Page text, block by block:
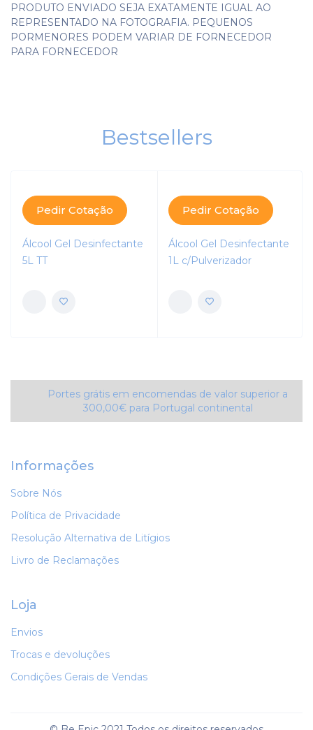
PRODUTO ENVIADO SEJA EXATAMENTE IGUAL AO
REPRESENTADO NA FOTOGRAFIA. PEQUENOS
PORMENORES PODEM VARIAR DE FORNECEDOR
PARA FORNECEDOR
Bestsellers
Pedir Cotação
Álcool Gel Desinfectante
5L TT
Pedir Cotação
Álcool Gel Desinfectante
1L c/Pulverizador
Portes grátis em encomendas de valor superior a
300,00€ para Portugal continental
Informações
Sobre Nós
Política de Privacidade
Resolução Alternativa de Litígios
Livro de Reclamações
Loja
Envios
Trocas e devoluções
Condições Gerais de Vendas